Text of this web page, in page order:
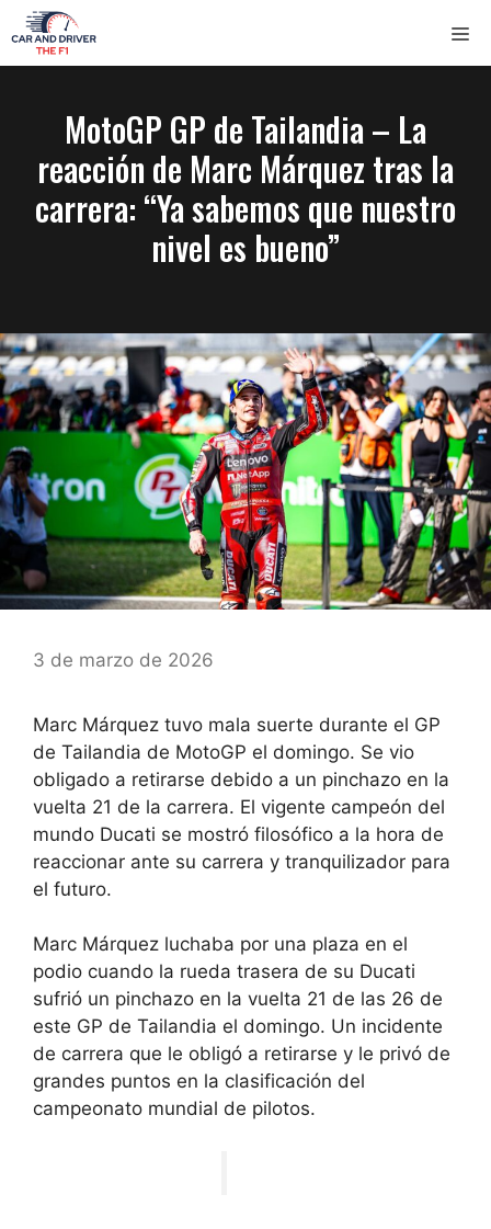
Saltar
al
contenido
MotoGP GP de Tailandia – La
reacción de Marc Márquez tras la
carrera: “Ya sabemos que nuestro
nivel es bueno”
3 de marzo de 2026
Marc Márquez tuvo mala suerte durante el GP
de Tailandia de MotoGP el domingo. Se vio
obligado a retirarse debido a un pinchazo en la
vuelta 21 de la carrera. El vigente campeón del
mundo Ducati se mostró filosófico a la hora de
reaccionar ante su carrera y tranquilizador para
el futuro.
Marc Márquez luchaba por una plaza en el
podio cuando la rueda trasera de su Ducati
sufrió un pinchazo en la vuelta 21 de las 26 de
este GP de Tailandia el domingo. Un incidente
de carrera que le obligó a retirarse y le privó de
grandes puntos en la clasificación del
campeonato mundial de pilotos.